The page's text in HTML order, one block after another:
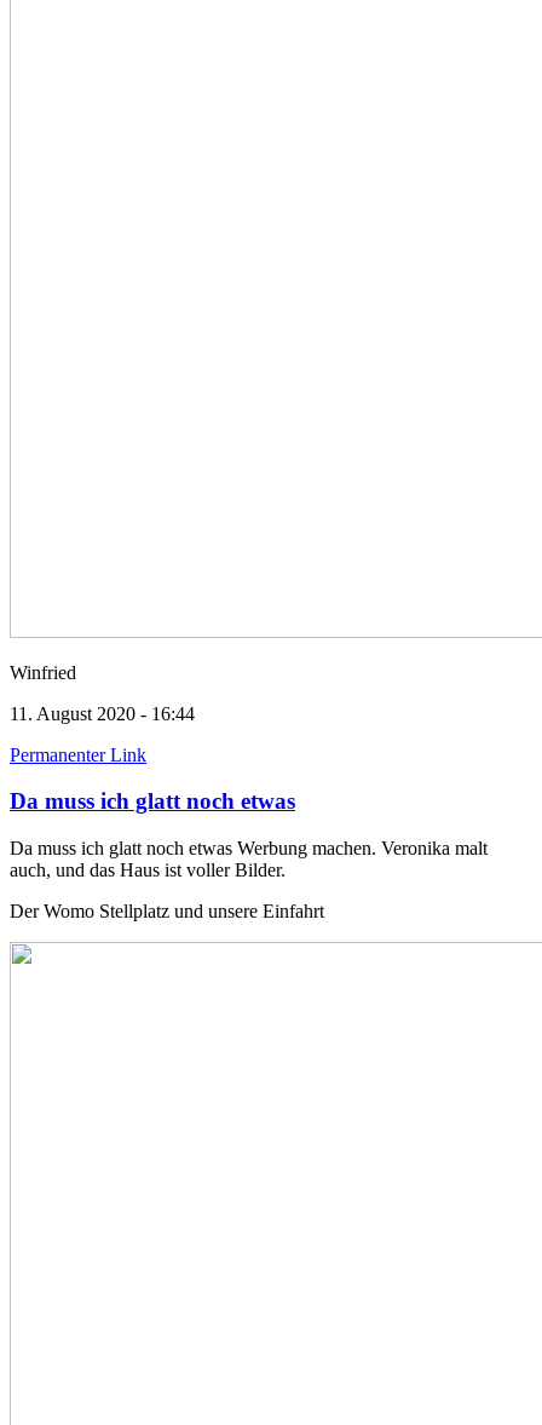
Winfried
11. August 2020 - 16:44
Permanenter Link
Da muss ich glatt noch etwas
Da muss ich glatt noch etwas Werbung machen. Veronika malt
auch, und das Haus ist voller Bilder.
Der Womo Stellplatz und unsere Einfahrt